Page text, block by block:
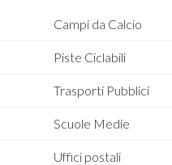
Campi da Calcio
Piste Ciclabili
Trasporti Pubblici
Scuole Medie
Uffici postali